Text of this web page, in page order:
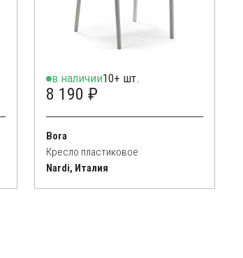
в наличии10+ шт.
8 190 ₽
Bora
Кресло пластиковое
Nardi, Италия